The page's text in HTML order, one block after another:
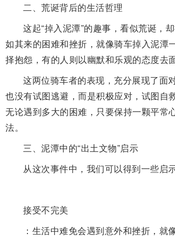
二、荒诞背后的生活哲理
这起“掉入泥潭”的趣事，看似荒诞，
如其来的困难和挫折，就像骑车掉入泥潭
择抱怨，有的人则以幽默和乐观的态度去面
这两位骑车者的表现，充分展现了面
也没有试图逃避，而是积极应对，试图自
无论遇到多大的困难，只要保持一颗平
法。
三、泥潭中的“出土文物”启示
从这次事件中，我们可以得到一些启
接受不完美
：生活中难免会遇到意外和挫折，